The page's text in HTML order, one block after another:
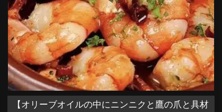
【オリーブオイルの中にニンニクと鷹の爪と具材